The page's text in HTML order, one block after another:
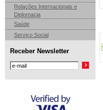
Relações Internacionais e
Diplomacia
Saúde
Serviço Social
Receber Newsletter